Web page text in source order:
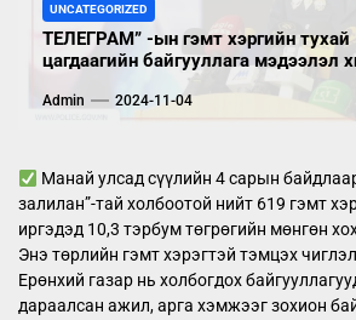
UNCATEGORIZED
ТЕЛЕГРАМ” -ын гэмт хэргийн тухай
цагдаагийн байгууллага мэдээлэл
Admin 2024-11-04
Манай улсад сүүлийн 4 сарын
залилан”-тай холбоотой нийт 619 гэмт
иргэдэд 10,3 тэрбум төгрөгийн мөнгөн
Энэ төрлийн гэмт хэрэгтэй тэмцэх
Ерөнхий газар нь холбогдох
дараалсан ажил, арга хэмжээг зохион